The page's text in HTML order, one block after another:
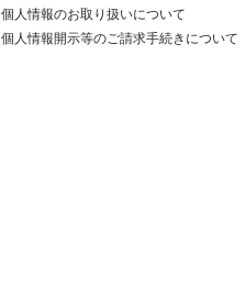
個人情報のお取り扱いについて
個人情報開示等のご請求手続きについて